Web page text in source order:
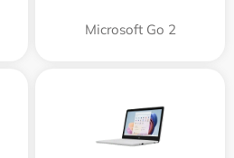
Microsoft Go 2